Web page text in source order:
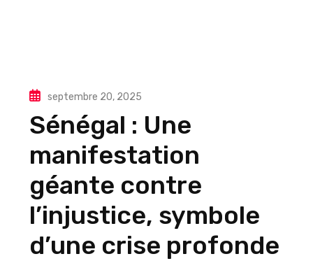
septembre 20, 2025
Sénégal : Une
manifestation
géante contre
l’injustice, symbole
d’une crise profonde